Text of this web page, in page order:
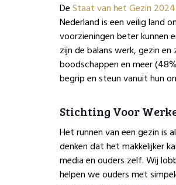
DeStaat van het Gezin 2024
Nederland is een veilig land
voorzieningen beter kunnen
zijn de balans werk, gezin
boodschappen en meer
begrip en steun vanuit hun
Stichting Voor
Het runnen van een gezin is
denken dat het makkelijker
media en ouders zelf. Wij
helpen we ouders met